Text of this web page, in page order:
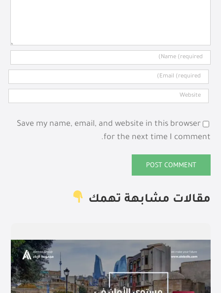
Save my name, email, and website in this browser
for the next time I comment.
مقالات مشابهة تهمك